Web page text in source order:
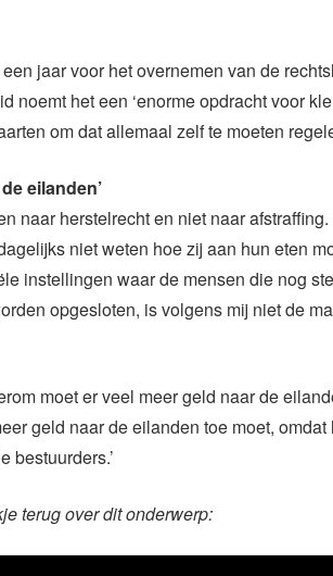
jaar voor het overnemen van de
noemt het een ‘enorme opdracht voor
om dat allemaal zelf te moeten
eilanden’
naar herstelrecht en niet naar
niet weten hoe zij aan hun eten
instellingen waar de mensen die nog
opgesloten, is volgens mij niet de
moet er veel meer geld naar de
geld naar de eilanden toe moet, omdat
bestuurders.’
terug over dit onderwerp: